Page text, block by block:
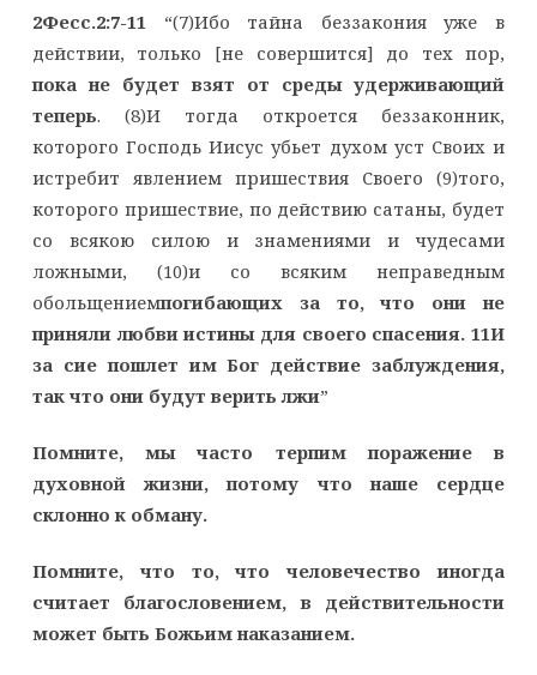
2Фесс.2:7-11 “(7)Ибо тайна беззакония уже в
действии, только [не совершится] до тех пор,
пока не будет взят от среды удерживающий
теперь. (8)И тогда откроется беззаконник,
которого Господь Иисус убьет духом уст Своих и
истребит явлением пришествия Своего (9)того,
которого пришествие, по действию сатаны, будет
со всякою силою и знамениями и чудесами
ложными, (10)и со всяким неправедным
обольщениемпогибающих за то, что они не
приняли любви истины для своего спасения. 11И
за сие пошлет им Бог действие заблуждения,
так что они будут верить лжи”
Помните, мы часто терпим поражение в
духовной жизни,потому что наше сердце
склонно к обману.
Помните, что то, что человечество иногда
считает благословением,в действительности
может быть Божьим наказанием.